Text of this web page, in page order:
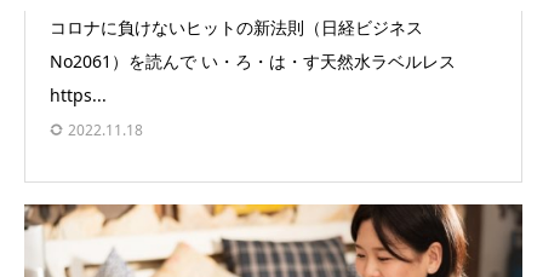
コロナに負けないヒットの新法則（日経ビジネス
No2061）を読んで い・ろ・は・す天然水ラベルレス
https...
2022.11.18